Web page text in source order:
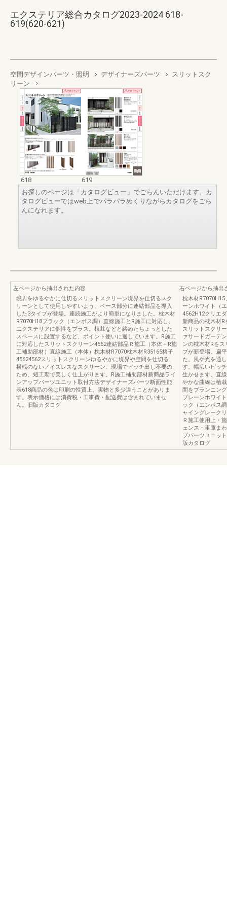
エクステリア総合カタログ2023-2024 618-
619(620-621)
空間デザインパーツ・照明 デザイナーズパーツ
スリットスク
リーン
618
619
お探しのページは「カタログビュー」でごらんいただけます。カ
タログビューではweb上でパラパラめくりながらカタログをごら
んになれます。
左ページから抽出された内容
境界をゆるやかに仕切るスリットスクリーン境界を仕切るスク
リーンとして使用しやすいよう、ベース部分に連結部品を導入
した3タイプが登場。連続施工がより簡単になりました。枕木材
R7070H18ブラック（エンボス調）直線施工とR施工に対応し、
エクステリアに個性をプラス。植栽などと絡めたちょっとした
スペースに設置するなど、ポイント使いに適しています。R施工
に対応したスリットスクリーン4562連結部品Ｒ施工（本体＋R施
工補助部材）直線施工（本体）枕木材R7070枕木材R35165格子
45624562スリットスクリーンゆるやかに境界や空間を仕切る、
横桟のないノイズレスなスクリーン。現場でピッチ出し不要の
ため、短工期で美しく仕上がります。R施工補助部材新商品ライ
ンアップパーツユニット取付方法デザイナーズパーツ断面性能
表618商品の色は印刷の性質上、実物と多少違うことがありま
す。表示価格には消費税・工事費・配送費は含まれていませ
ん。旧版カタログ
右ページから抽出
枕木材
ーンホワイト（
4562H12クリエ
新商品の枕木材
スリットスクリ
ァサードガーデ
ンの枕木材Rを
プが新登場。扁
た。風や光を通
す。幅広いピッ
生かせます。直
やかな曲線は植
間をプランニン
プレーンホワイ
ック（エンボス
ャイングレーク
Ｒ施工使用上・
ェンス・車庫ま
プパーツユニッ
版カタログ